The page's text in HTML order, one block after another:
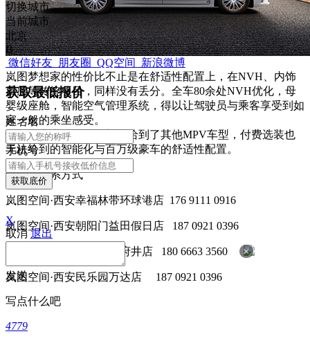
岚图梦想家的性价比不止是在舒适性配置上，在NVH、内饰
质感等传统项目，同样没有丢分。全车80余处NVH优化，母
婴级座舱，智能空气管理系统，得以让驾驶员与乘客享受到如
家一般的乘坐感受。
性价比之上，岚图还额外给到了其他MPV车型，付费选装也
无法给到的智能化与百万级豪车的舒适性配置。
经销商联系方式
岚图空间·西安幸福林带环球港店 176 9111 0916
岚图空间·西安朝阳门益田假日店 187 0921 0396
岚图空间·西安永宁门王府井店 180 6663 3560
岚图空间·西安民乐园万达店 187 0921 0396
切换城市
当前城市
北京
B
微信好友 朋友圈 QQ空间 新浪微博
获取最低报价
姓名名
手机号
获取底价
X
取消 退出
发送
写点什么吧
4779
×